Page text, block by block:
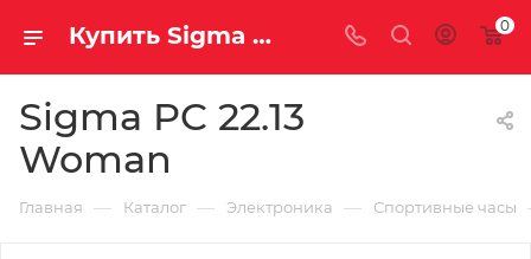
Купить Sigma PC 22.13 Woman за рублей, а со скидкой 0
Sigma PC 22.13
Woman
Главная — Каталог — Электроника — Спортивные часы